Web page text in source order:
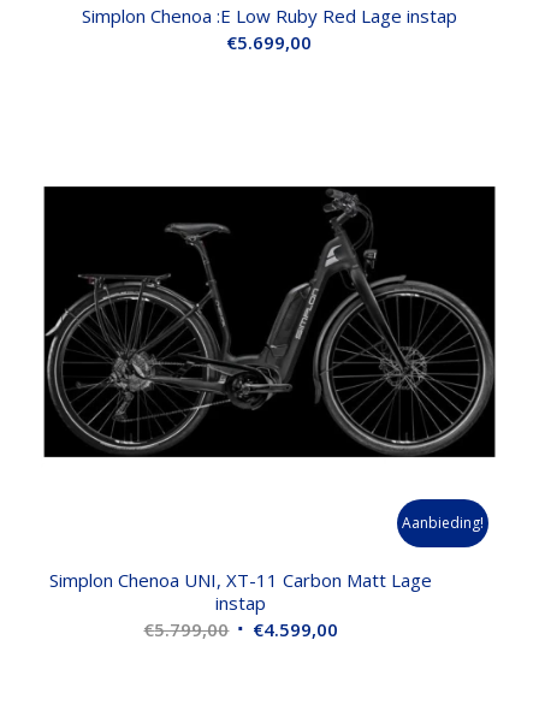
Simplon Chenoa :E Low Ruby Red Lage instap
€5.699,00
Simplon Chenoa UNI, XT-11 Carbon Matt Lage
instap
€5.799,00 Oorspronkelijke
€4.599,00
Aanbieding!